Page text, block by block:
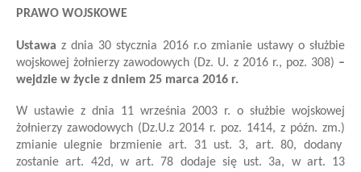
PRAWO WOJSKOWE
Ustawaz dnia 30 stycznia 2016 r.o zmianie ustawy o służbie
wojskowej żołnierzy zawodowych (Dz. U. z 2016 r., poz. 308) –
wejdzie w życie z dniem 25 marca 2016 r.
W ustawie z dnia 11 września 2003 r. o służbie wojskowej
żołnierzy zawodowych (Dz.U.z 2014 r. poz. 1414, z późn. zm.)
zmianie ulegnie brzmienie art. 31 ust. 3, art. 80, dodany
zostanie art. 42d, w art. 78 dodaje się ust. 3a, w art. 13